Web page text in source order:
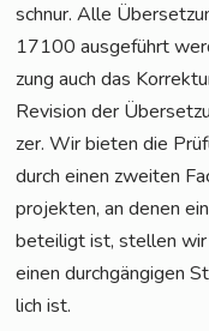
schnur. Alle
17100 aus­ge­führt
zung auch das
Revi­si­on der
zer. Wir bie­ten die
durch einen zwei­ten
pro­jek­ten, an denen
betei­ligt ist, stel­len wir
einen durch­gän­gi­gen
lich ist.